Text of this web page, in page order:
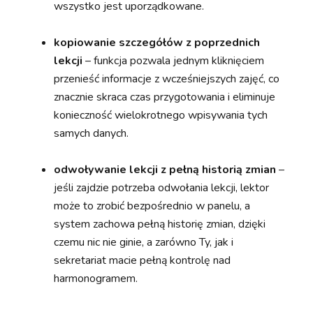
wszystko jest uporządkowane.
kopiowanie szczegółów z poprzednich
lekcji – funkcja pozwala jednym kliknięciem
przenieść informacje z wcześniejszych zajęć, co
znacznie skraca czas przygotowania i eliminuje
konieczność wielokrotnego wpisywania tych
samych danych.
odwoływanie lekcji z pełną historią zmian –
jeśli zajdzie potrzeba odwołania lekcji, lektor
może to zrobić bezpośrednio w panelu, a
system zachowa pełną historię zmian, dzięki
czemu nic nie ginie, a zarówno Ty, jak i
sekretariat macie pełną kontrolę nad
harmonogramem.